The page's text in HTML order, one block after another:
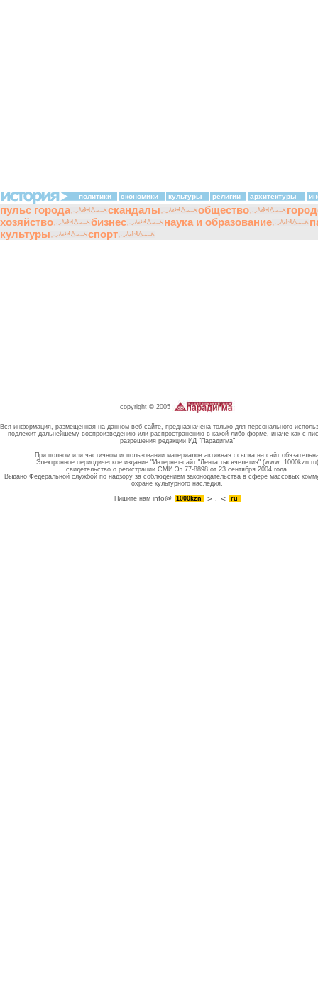
политики экономики культуры религии архитектуры
пульс города скандалы общество
хозяйство
бизнес наука и образование
культуры
спорт
copyright © 2005
Вся информация, размещенная на данном веб-сайте, предназначена только для персонального
подлежит дальнейшему воспроизведению или распространению в какой-либо форме, иначе как с
разрешения редакции ИД "Парадигма"
При полном или частичном использовании материалов активная ссылка на сайт
Электронное периодическое издание "Интернет-сайт "Лента тысячелетия" (www. 1000kzn.ru)
свидетельство о регистрации СМИ Эл 77-8898 от 23 сентября 2004 года.
Выдано Федеральной службой по надзору за соблюдением законодательства в сфере массовых
охране культурного наследия.
Пишите намinfo@ 1000kzn . ru